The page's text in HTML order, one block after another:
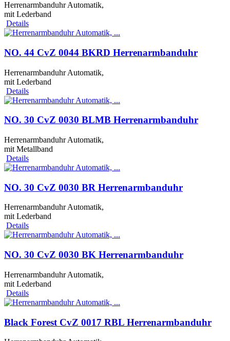
Herrenarmbanduhr Automatik,
mit Lederband
Details
NO. 44 CvZ 0044 BKRD Herrenarmbanduhr
Herrenarmbanduhr Automatik,
mit Lederband
Details
NO. 30 CvZ 0030 BLMB Herrenarmbanduhr
Herrenarmbanduhr Automatik,
mit Metallband
Details
NO. 30 CvZ 0030 BR Herrenarmbanduhr
Herrenarmbanduhr Automatik,
mit Lederband
Details
NO. 30 CvZ 0030 BK Herrenarmbanduhr
Herrenarmbanduhr Automatik,
mit Lederband
Details
Black Forest CvZ 0017 RBL Herrenarmbanduhr